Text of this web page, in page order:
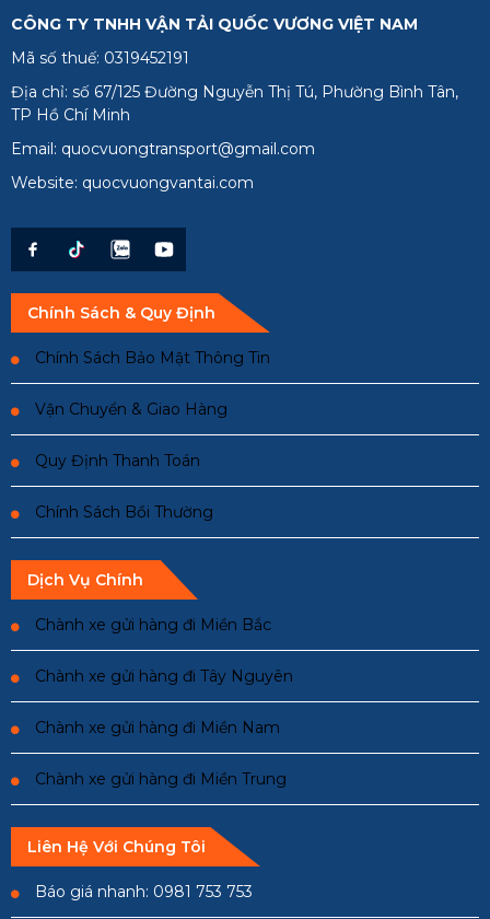
CÔNG TY TNHH VẬN TẢI QUỐC VƯƠNG VIỆT NAM
Mã số thuế: 0319452191
Địa chỉ: số 67/125 Đường Nguyễn Thị Tú, Phường Bình Tân,
TP Hồ Chí Minh
Email: quocvuongtransport@gmail.com
Website: quocvuongvantai.com
Chính Sách & Quy Định
Chính Sách Bảo Mật Thông Tin
Vận Chuyển & Giao Hàng
Quy Định Thanh Toán
Chính Sách Bồi Thường
Dịch Vụ Chính
Chành xe gửi hàng đi Miền Bắc
Chành xe gửi hàng đi Tây Nguyên
Chành xe gửi hàng đi Miền Nam
Chành xe gửi hàng đi Miền Trung
Liên Hệ Với Chúng Tôi
Báo giá nhanh: 0981 753 753